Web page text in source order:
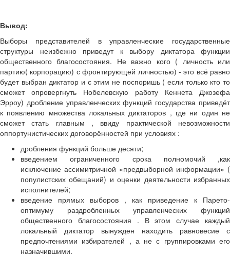
Вывод:
Выборы представителей в управленческие государственные
структуры неизбежно приведут к выбору диктатора функции
общественного благосостояния. Не важно кого ( личность или
партию( корпорацию) с фронтирующей личностью) - это всё равно
будет выбран диктатор и с этим не поспоришь ( если только кто то
сможет опровергнуть Нобелевскую работу Кеннета Джозефа
Эрроу) дробление управленческих функций государства приведёт
к появлению множества локальных диктаторов , где ни один не
сможет стать главным , ввиду практической невозможности
оппортунистических договорённостей при условиях :
дробления функций больше десяти;
введением ограниченного срока полномочий ,как
исключение ассимитричной «предвыборной информации» (
популистских обещаний) и оценки деятельности избранных
исполнителей;
введение прямых выборов , как приведение к Парето-
оптимуму раздробленных управленческих функций
общественного благосостояния . В этом случае каждый
локальный диктатор вынужден находить равновесие с
предпочтениями избирателей , а не с группировками его
назначившими.